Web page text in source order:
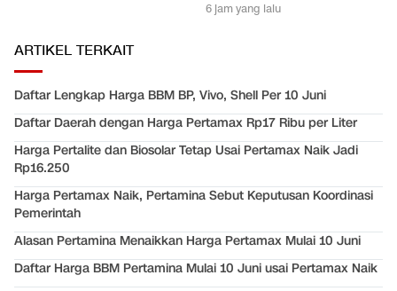
6 jam yang lalu
ARTIKEL TERKAIT
Daftar Lengkap Harga BBM BP, Vivo, Shell Per 10 Juni
Daftar Daerah dengan Harga Pertamax Rp17 Ribu per Liter
Harga Pertalite dan Biosolar Tetap Usai Pertamax Naik Jadi
Rp16.250
Harga Pertamax Naik, Pertamina Sebut Keputusan Koordinasi
Pemerintah
Alasan Pertamina Menaikkan Harga Pertamax Mulai 10 Juni
Daftar Harga BBM Pertamina Mulai 10 Juni usai Pertamax Naik